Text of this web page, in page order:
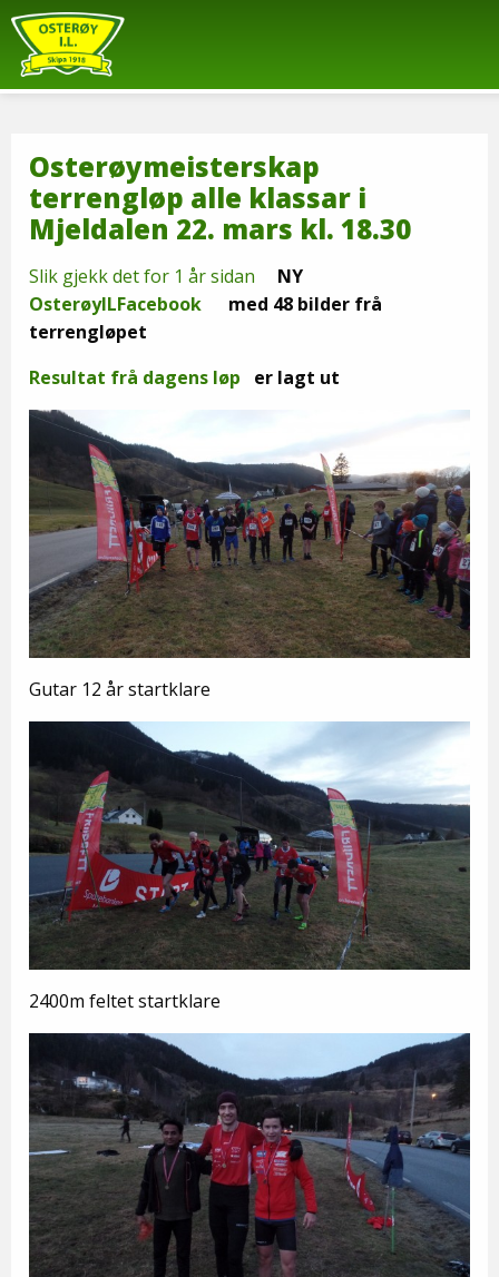
Osterøymeisterskap
terrengløp alle klassar i
Mjeldalen 22. mars kl. 18.30
Slik gjekk det for 1 år sidan
NY
OsterøyILFacebook med 48 bilder frå
terrengløpet
Resultat frå dagens løp er lagt ut
Gutar 12 år startklare
2400m feltet startklare